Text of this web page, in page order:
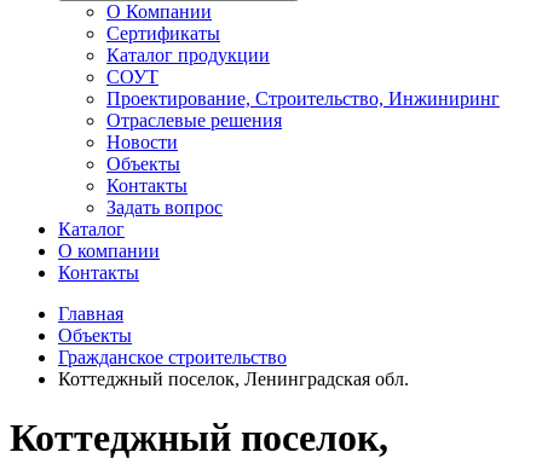
О Компании
Сертификаты
Каталог продукции
СОУТ
Проектирование, Строительство, Инжиниринг
Отраслевые решения
Новости
Объекты
Контакты
Задать вопрос
Каталог
О компании
Контакты
Главная
Объекты
Гражданское строительство
Коттеджный поселок, Ленинградская обл.
Коттеджный поселок,